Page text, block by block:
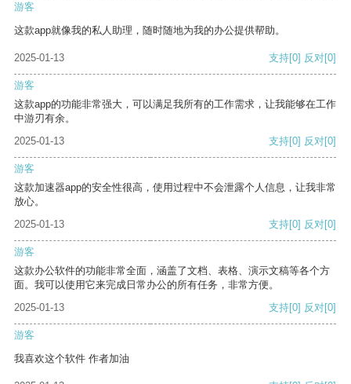
游客
这款app就像我的私人助理，随时随地为我的办公提供帮助。
2025-01-13 支持[0] 反对[0]
游客
这款app的功能非常强大，可以满足我所有的工作需求，让我能够在工作
中游刃有余。
2025-01-13
支持[0] 反对[0]
游客
这款加速器app的安全性很高，使用过程中不会泄露个人信息，让我非常
放心。
2025-01-13
支持[0] 反对[0]
游客
这款办公软件的功能非常全面，涵盖了文档、表格、演示文稿等各个方
面。我可以使用它来完成日常办公的所有任务，非常方便。
2025-01-13
支持[0] 反对[0]
游客
我喜欢这个软件 作者加油